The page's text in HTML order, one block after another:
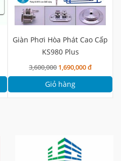
Giàn Phơi Hòa Phát Cao Cấp
KS980 Plus
3,600,000 1,690,000 đ
Giỏ hàng